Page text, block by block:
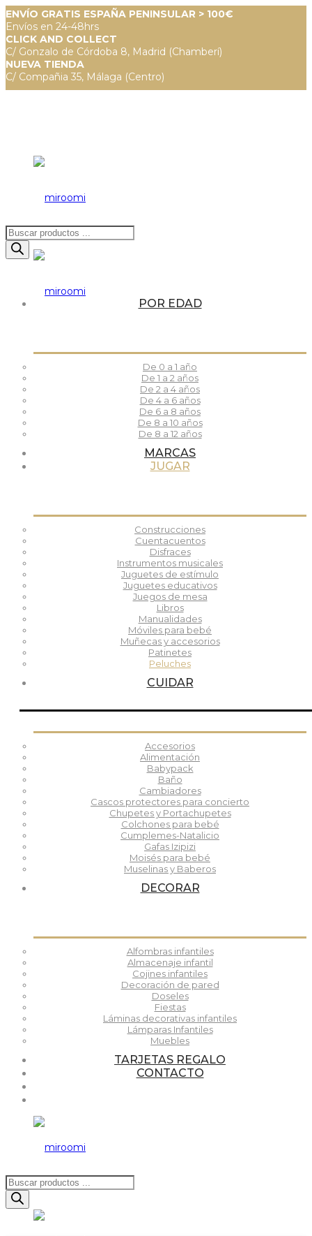
ENVÍO GRATIS ESPAÑA PENINSULAR > 100€
Envíos en 24-48hrs
CLICK AND COLLECT
C/ Gonzalo de Córdoba 8, Madrid (Chamberí)
NUEVA TIENDA
C/ Compañia 35, Málaga (Centro)
Búsqueda
de
productos
POR EDAD
De 0 a 1 año
De 1 a 2 años
De 2 a 4 años
De 4 a 6 años
De 6 a 8 años
De 8 a 10 años
De 8 a 12 años
MARCAS
JUGAR
Construcciones
Cuentacuentos
Disfraces
Instrumentos musicales
Juguetes de estímulo
Juguetes educativos
Juegos de mesa
Libros
Manualidades
Móviles para bebé
Muñecas y accesorios
Patinetes
Peluches
CUIDAR
Accesorios
Alimentación
Babypack
Baño
Cambiadores
Cascos protectores para concierto
Chupetes y Portachupetes
Colchones para bebé
Cumplemes-Natalicio
Gafas Izipizi
Moisés para bebé
Muselinas y Baberos
DECORAR
Alfombras infantiles
Almacenaje infantil
Cojines infantiles
Decoración de pared
Doseles
Fiestas
Láminas decorativas infantiles
Lámparas Infantiles
Muebles
TARJETAS REGALO
CONTACTO
Búsqueda
de
productos